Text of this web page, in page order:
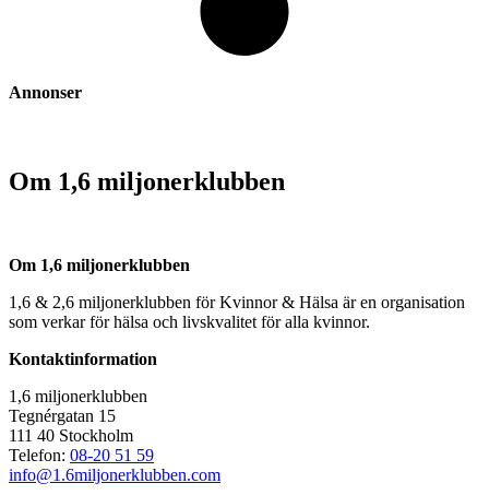
Annonser
Om 1,6 miljonerklubben
Om 1,6 miljonerklubben
1,6 & 2,6 miljonerklubben för Kvinnor & Hälsa är en organisation
som verkar för hälsa och livskvalitet för alla kvinnor.
Kontaktinformation
1,6 miljonerklubben
Tegnérgatan 15
111 40 Stockholm
Telefon: 08-20 51 59
info@1.6miljonerklubben.com